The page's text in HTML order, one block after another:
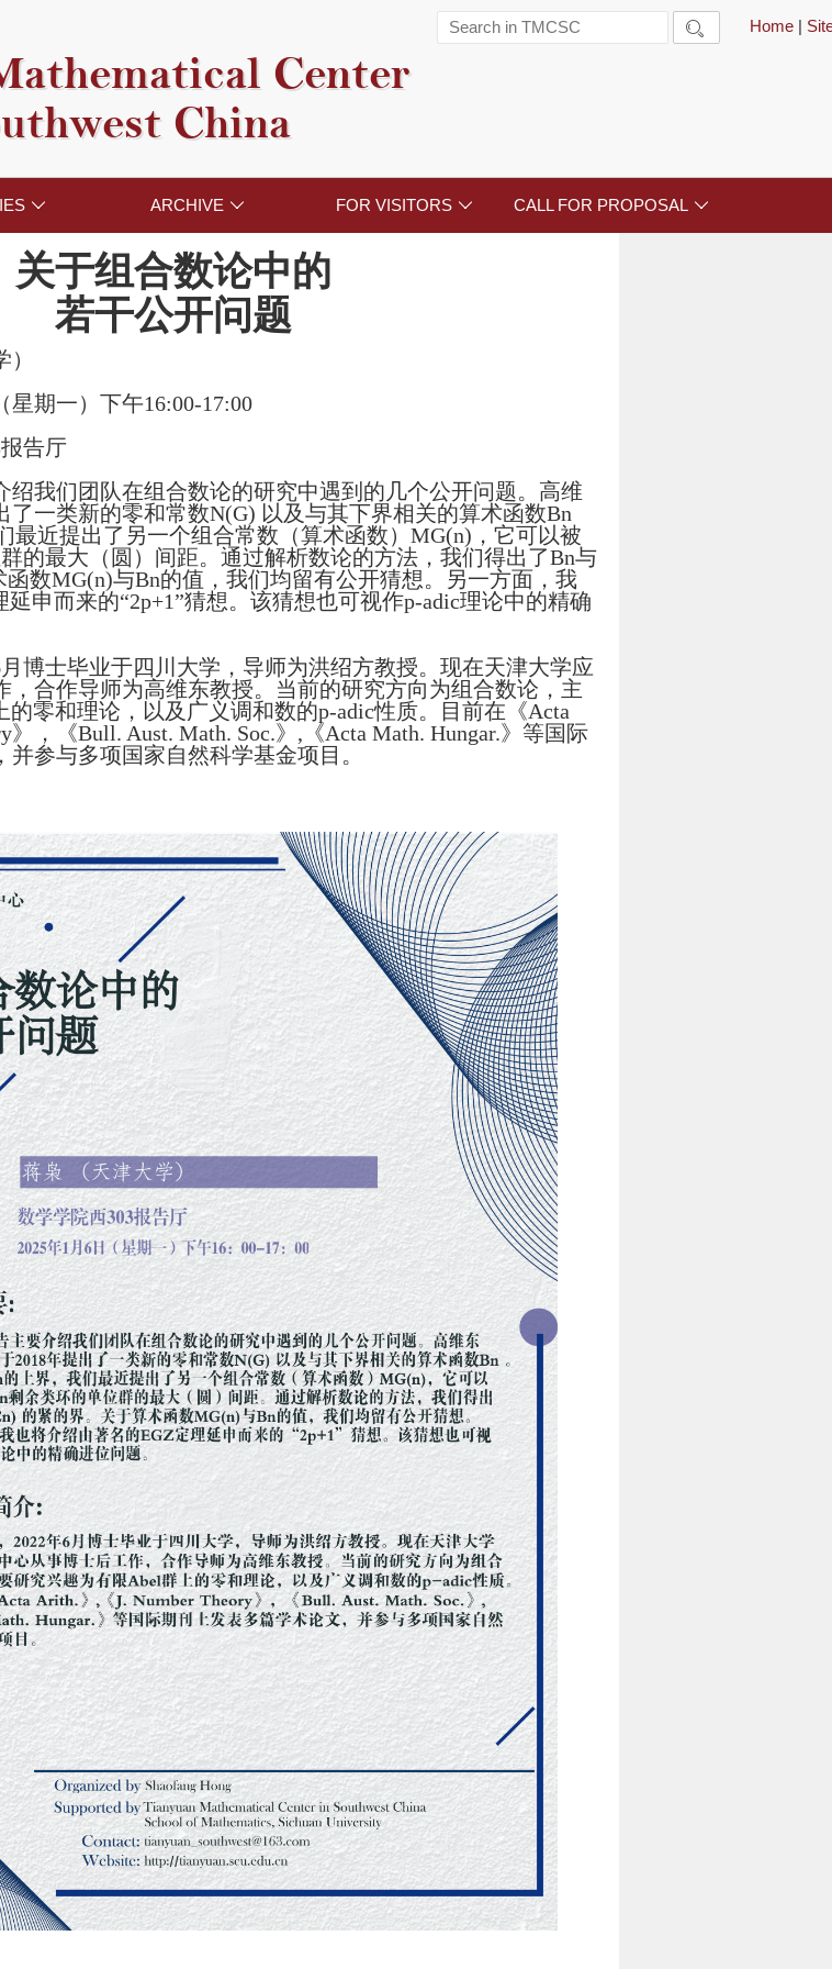
Home |

Center
China
 ARCHIVE  FOR VISITORS  CALL FOR PROPOSAL 
关于组合数论中的
若干公开问题
星期一）下午16:00-17:00
告厅
绍我们团队在组合数论的研究中遇到的几个公开问题。高维
了一类新的零和常数N(G) 以及与其下界相关的算术函数Bn
最近提出了另一个组合常数（算术函数）MG(n)，它可以被
的最大（圆）间距。通过解析数论的方法，我们得出了Bn与
数MG(n)与Bn的值，我们均留有公开猜想。另一方面，我
申而来的“2p+1”猜想。该猜想也可视作p-adic理论中的精确
博士毕业于四川大学，导师为洪绍方教授。现在天津大学应
，合作导师为高维东教授。当前的研究方向为组合数论，主
零和理论，以及广义调和数的p-adic性质。目前在《Acta
》，《Bull. Aust. Math. Soc.》,《Acta Math. Hungar.》等国际
参与多项国家自然科学基金项目。